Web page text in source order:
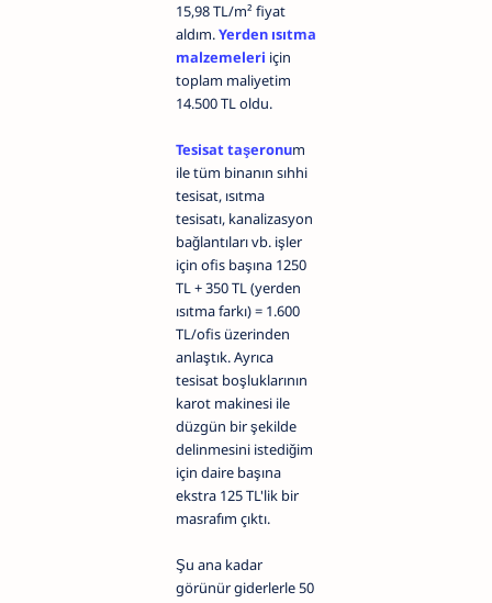
15,98 TL/m² fiyat
aldım.Yerden ısıtma
malzemeleri için
toplam maliyetim
14.500 TL oldu.
Tesisat taşeronum
ile tüm binanın sıhhi
tesisat, ısıtma
tesisatı, kanalizasyon
bağlantıları vb. işler
için ofis başına 1250
TL + 350 TL (yerden
ısıtma farkı) = 1.600
TL/ofis üzerinden
anlaştık. Ayrıca
tesisat boşluklarının
karot makinesi ile
düzgün bir şekilde
delinmesini istediğim
için daire başına
ekstra 125 TL'lik bir
masrafım çıktı.
Şu ana kadar
görünür giderlerle 50